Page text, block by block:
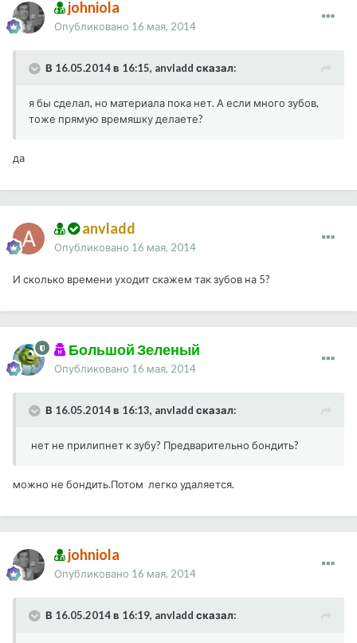
johniola
Опубликовано 16 мая, 2014
В 16.05.2014 в 16:15, anvladd сказал:
я бы сделал, но материала пока нет. А если много зубов,
тоже прямую времяшку делаете?
да
anvladd
Опубликовано 16 мая, 2014
И сколько времени уходит скажем так зубов на 5?
Большой Зеленый
Опубликовано 16 мая, 2014
В 16.05.2014 в 16:13, anvladd сказал:
нет не прилипнет к зубу? Предварительно бондить?
можно не бондить.Потом легко удаляется.
johniola
Опубликовано 16 мая, 2014
В 16.05.2014 в 16:19, anvladd сказал: